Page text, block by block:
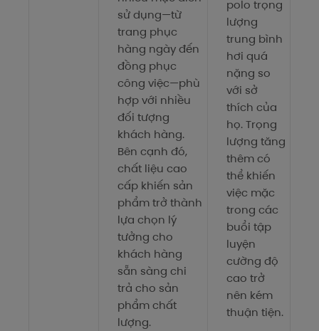
sử dụng—từ
trang phục
hàng ngày đến
đồng phục
công việc—phù
hợp với nhiều
đối tượng
khách hàng.
Bên cạnh đó,
chất liệu cao
cấp khiến sản
phẩm trở thành
lựa chọn lý
tưởng cho
khách hàng
sẵn sàng chi
trả cho sản
phẩm chất
lượng.
polo trọng
lượng
trung bình
hơi quá
nặng so
với sở
thích của
họ. Trọng
lượng tăng
thêm có
thể khiến
việc mặc
trong các
buổi tập
luyện
cường độ
cao trở
nên kém
thuận tiện.